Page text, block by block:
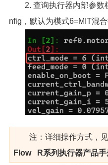
2. 查询执行器内部参数
nfig，默认为模式6=MIT混
注：详细操作方式，见
Flow R系列执行器产品手